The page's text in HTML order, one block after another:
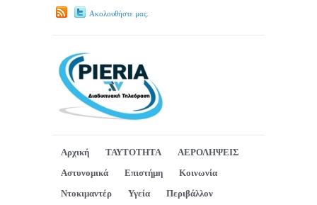
Ακολουθήστε μας.
Αρχική ΤΑΥΤΟΤΗΤΑ
ΑΕΡΟΛΗΨΕΙΣ
Αστυνομικά
Επιστήμη
Κοινωνία
Ντοκιμαντέρ
Υγεία
Περιβάλλον